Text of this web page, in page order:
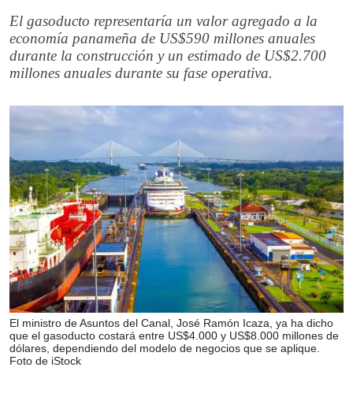
El gasoducto representaría un valor agregado a la
economía panameña de US$590 millones anuales
durante la construcción y un estimado de US$2.700
millones anuales durante su fase operativa.
El ministro de Asuntos del Canal, José Ramón Icaza, ya ha dicho
que el gasoducto costará entre US$4.000 y US$8.000 millones de
dólares, dependiendo del modelo de negocios que se aplique.
Foto de iStock